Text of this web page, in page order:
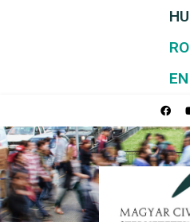
HU
RO
EN